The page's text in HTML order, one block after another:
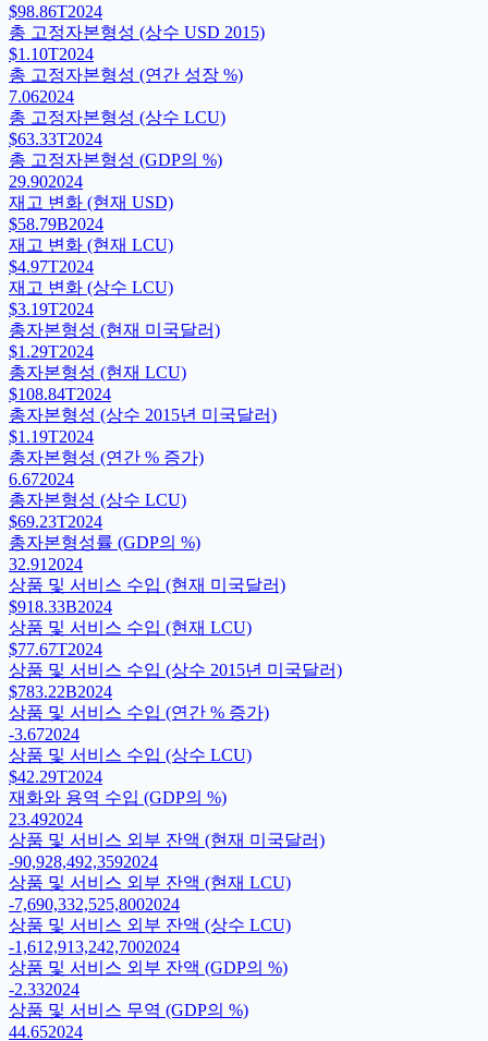
$98.86T2024
총 고정자본형성 (상수 USD 2015)
$1.10T2024
총 고정자본형성 (연간 성장 %)
7.062024
총 고정자본형성 (상수 LCU)
$63.33T2024
총 고정자본형성 (GDP의 %)
29.902024
재고 변화 (현재 USD)
$58.79B2024
재고 변화 (현재 LCU)
$4.97T2024
재고 변화 (상수 LCU)
$3.19T2024
총자본형성 (현재 미국달러)
$1.29T2024
총자본형성 (현재 LCU)
$108.84T2024
총자본형성 (상수 2015년 미국달러)
$1.19T2024
총자본형성 (연간 % 증가)
6.672024
총자본형성 (상수 LCU)
$69.23T2024
총자본형성률 (GDP의 %)
32.91 2024
상품 및 서비스 수입 (현재 미국달러)
$918.33B2024
상품 및 서비스 수입 (현재 LCU)
$77.67T2024
상품 및 서비스 수입 (상수 2015년 미국달러)
$783.22B2024
상품 및 서비스 수입 (연간 % 증가)
-3.672024
상품 및 서비스 수입 (상수 LCU)
$42.29T2024
재화와 용역 수입 (GDP의 %)
23.492024
상품 및 서비스 외부 잔액 (현재 미국달러)
-90,928,492,3592024
상품 및 서비스 외부 잔액 (현재 LCU)
-7,690,332,525,8002024
상품 및 서비스 외부 잔액 (상수 LCU)
-1,612,913,242,7002024
상품 및 서비스 외부 잔액 (GDP의 %)
-2.332024
상품 및 서비스 무역 (GDP의 %)
44.652024